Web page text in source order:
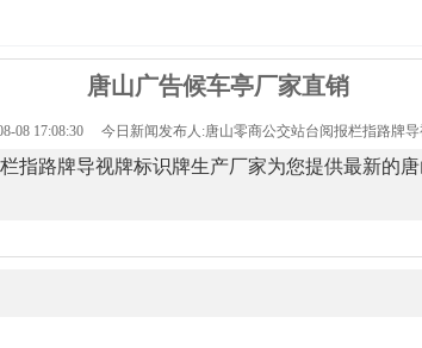
唐山广告候车亭厂家直销
08 17:08:30 今日新闻发布人:唐山零商公交站台阅报栏指路牌
指路牌导视牌标识牌生产厂家为您提供最新的